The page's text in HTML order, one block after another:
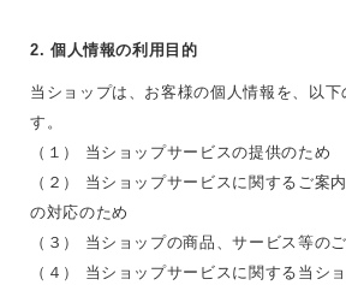
2. 個人情報の利用目的
当ショップは、お客様の個人情報を、以下
す。
（１） 当ショップサービスの提供のため
（２） 当ショップサービスに関するご案
の対応のため
（３） 当ショップの商品、サービス等の
（４） 当ショップサービスに関する当シ